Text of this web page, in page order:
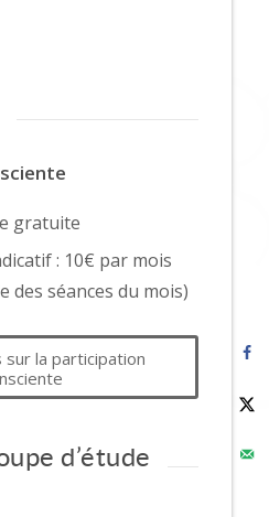
gratuite
: 10€ par mois
des séances du mois)
sur la participation
d’étude